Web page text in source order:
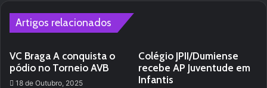
Artigos relacionados
VC Braga A conquista o
pódio no Torneio AVB
18 de Outubro, 2025
Colégio JPII/Dumiense
recebe AP Juventude em
Infantis